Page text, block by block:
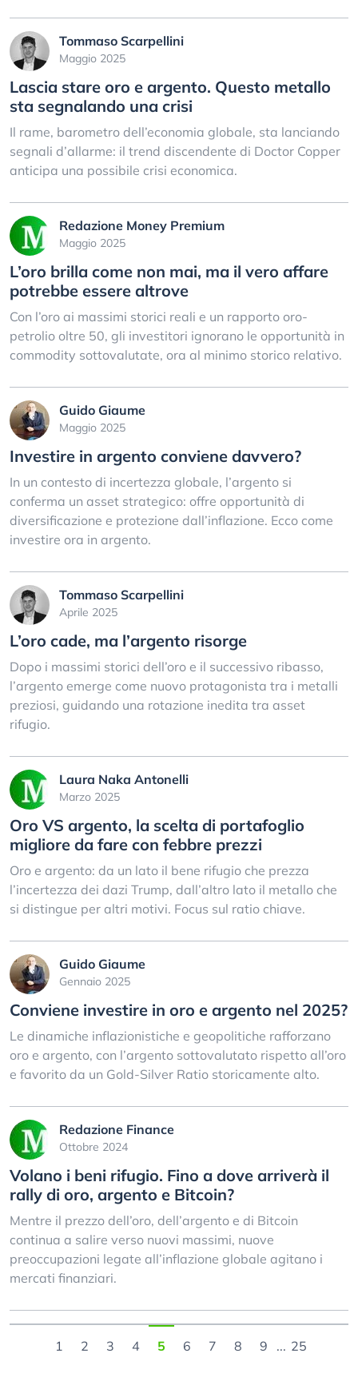
Tommaso Scarpellini
Maggio 2025
Lascia stare oro e argento. Questo metallo
sta segnalando una crisi
Il rame, barometro dell’economia globale, sta lanciando
segnali d’allarme: il trend discendente di Doctor Copper
anticipa una possibile crisi economica.
Redazione Money Premium
Maggio 2025
L’oro brilla come non mai, ma il vero affare
potrebbe essere altrove
Con l’oro ai massimi storici reali e un rapporto oro-
petrolio oltre 50, gli investitori ignorano le opportunità in
commodity sottovalutate, ora al minimo storico relativo.
Guido Giaume
Maggio 2025
Investire in argento conviene davvero?
In un contesto di incertezza globale, l’argento si
conferma un asset strategico: offre opportunità di
diversificazione e protezione dall’inflazione. Ecco come
investire ora in argento.
Tommaso Scarpellini
Aprile 2025
L’oro cade, ma l’argento risorge
Dopo i massimi storici dell’oro e il successivo ribasso,
l’argento emerge come nuovo protagonista tra i metalli
preziosi, guidando una rotazione inedita tra asset
rifugio.
Laura Naka Antonelli
Marzo 2025
Oro VS argento, la scelta di portafoglio
migliore da fare con febbre prezzi
Oro e argento: da un lato il bene rifugio che prezza
l’incertezza dei dazi Trump, dall’altro lato il metallo che
si distingue per altri motivi. Focus sul ratio chiave.
Guido Giaume
Gennaio 2025
Conviene investire in oro e argento nel 2025?
Le dinamiche inflazionistiche e geopolitiche rafforzano
oro e argento, con l’argento sottovalutato rispetto all’oro
e favorito da un Gold-Silver Ratio storicamente alto.
Redazione Finance
Ottobre 2024
Volano i beni rifugio. Fino a dove arriverà il
rally di oro, argento e Bitcoin?
Mentre il prezzo dell’oro, dell’argento e di Bitcoin
continua a salire verso nuovi massimi, nuove
preoccupazioni legate all’inflazione globale agitano i
mercati finanziari.
1 2 3 4 5 6 7 8 9 ... 25